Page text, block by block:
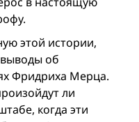
этой истории,
об
Фридриха Мерца.
ли
когда эти